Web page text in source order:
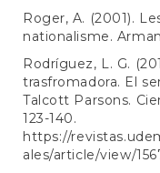
Roger, A. (2001).
nationalisme.
Rodríguez, L. G.
trasfromadora. El
Talcott Parsons.
123-140.
https://
ales/article/view/